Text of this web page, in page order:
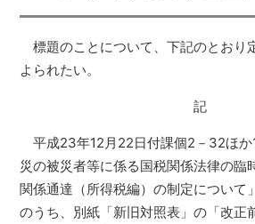
標題のことについて、下記のとおり
よられたい。
記
平成23年12月22日付課個2－32ほか
災の被災者等に係る国税関係法律の臨
関係通達（所得税編）の制定について
のうち、別紙「新旧対照表」の「改正